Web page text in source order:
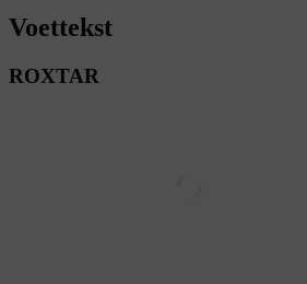
Voettekst
ROXTAR